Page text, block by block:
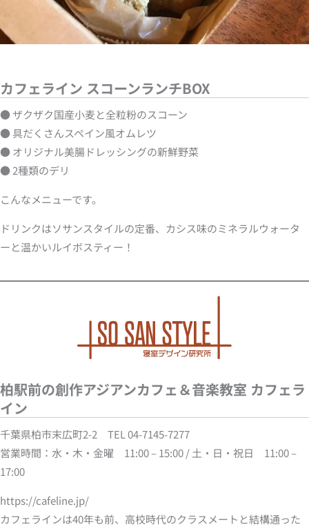
カフェライン スコーンランチBOX
● ザクザク国産小麦と全粒粉のスコーン
● 具だくさんスペイン風オムレツ
● オリジナル美腸ドレッシングの新鮮野菜
● 2種類のデリ
こんなメニューです。
ドリンクはソサンスタイルの定番、カシス味のミネラルウォータ
ーと温かいルイボスティー！
柏駅前の創作アジアンカフェ＆音楽教室 カフェラ
イン
千葉県柏市末広町2-2 TEL 04-7145-7277
営業時間：水・木・金曜 11:00 – 15:00 / 土・日・祝日 11:00 –
17:00
https://cafeline.jp/
カフェラインは40年も前、高校時代のクラスメートと結構通った